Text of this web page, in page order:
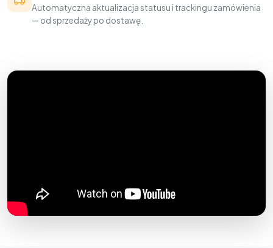
Automatyczna aktualizacja statusu i trackingu zamówienia
— od sprzedaży po dostawę.